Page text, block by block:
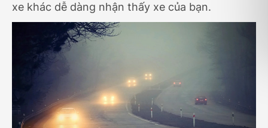
xe khác dễ dàng nhận thấy xe của bạn.